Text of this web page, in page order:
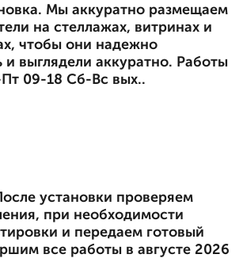
Мы аккуратно размещаем
на стеллажах, витринах и
чтобы они надежно
выглядели аккуратно. Работы
09-18 Сб-Вс вых..
установки проверяем
при необходимости
и передаем готовый
все работы в августе 2026